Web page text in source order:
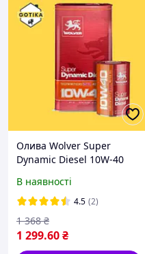
Олива Wolver Super
Dynamic Diesel 10W-40
В наявності
4.5 (2)
1 299.60₴
1 368 ₴